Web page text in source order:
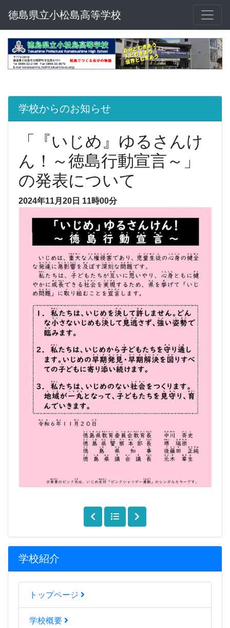
徳島県立小松島高等学校
学校紹介
トップページ
学校概要
学校からのお知らせ
「『いじめ』ゆるさんけ
ん！～徳島行動宣言～」
の発表について
2024年11月20日 11時00分